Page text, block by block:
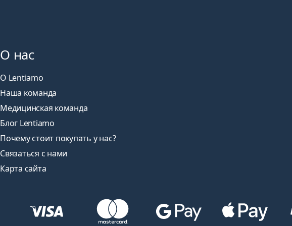
О нас
О Lentiamo
Наша команда
Медицинская команда
Блог Lentiamo
Почему стоит покупать у нас?
Связаться с нами
Карта сайта